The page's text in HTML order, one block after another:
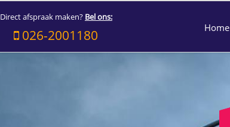
Direct afspraak maken? Bel ons:
026-2001180 Home